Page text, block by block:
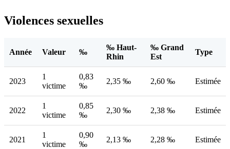
Violences sexuelles
Année Valeur ‰
‰ Haut-
Rhin
‰ Grand
Est
Type
2023
1
victime
0,83
‰
2,35 ‰ 2,60 ‰ Estimée
2022
1
victime
0,85
‰
2,30 ‰ 2,38 ‰ Estimée
2021
1
victime
0,90
‰
2,13 ‰ 2,28 ‰ Estimée